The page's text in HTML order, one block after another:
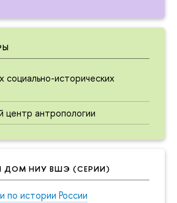
исторических
антропологии
ДОМ НИУ ВШЭ (СЕРИИ)
по истории России